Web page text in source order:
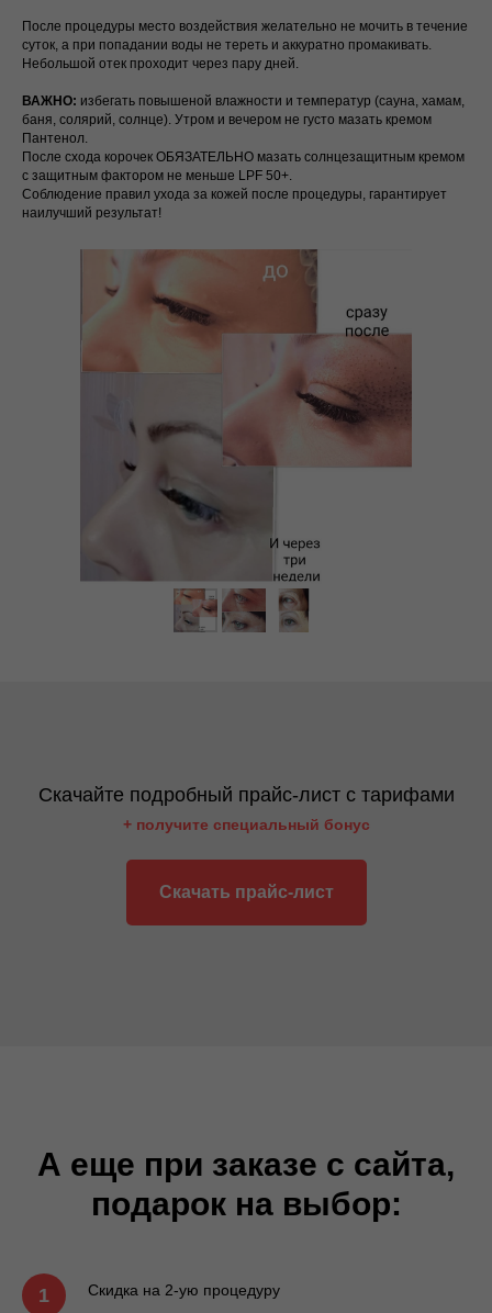
После процедуры место воздействия желательно не мочить в течение
суток, а при попадании воды не тереть и аккуратно промакивать.
Небольшой отек проходит через пару дней.
ВАЖНО: избегать повышеной влажности и температур (сауна, хамам,
баня, солярий, солнце). Утром и вечером не густо мазать кремом
Пантенол.
После схода корочек ОБЯЗАТЕЛЬНО мазать солнцезащитным кремом
с защитным фактором не меньше LPF 50+.
Соблюдение правил ухода за кожей после процедуры, гарантирует
наилучший результат!
Скачайте подробный прайс-лист с тарифами
+ получите специальный бонус
Скачать прайс-лист
А еще при заказе с сайта,
подарок на выбор:
Скидка на 2-ую процедуру